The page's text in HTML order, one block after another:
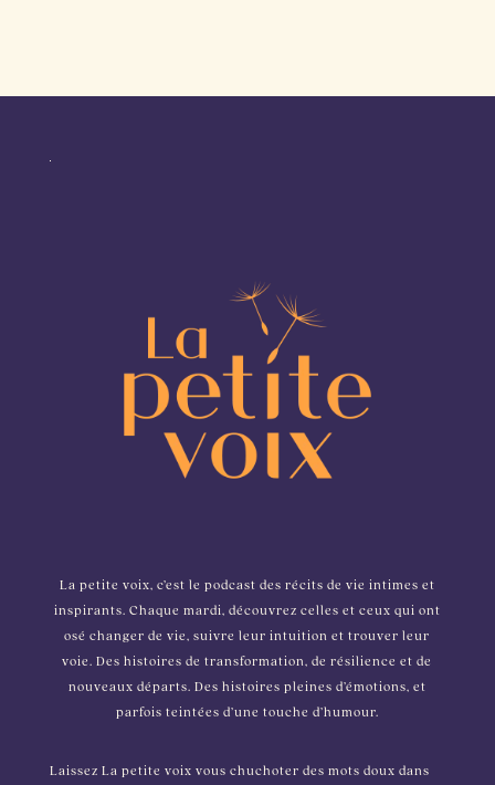
La petite voix, c’est le podcast des récits de vie intimes et
inspirants. Chaque mardi, découvrez celles et ceux qui ont
osé changer de vie, suivre leur intuition et trouver leur
voie. Des histoires de transformation, de résilience et de
nouveaux départs. Des histoires pleines d’émotions, et
parfois teintées d’une touche d’humour.
Laissez La petite voix vous chuchoter des mots doux dans